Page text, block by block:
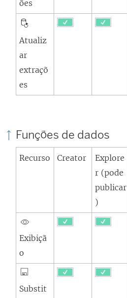
ões
Atualiz
ar
extraçõ
es
Funções de dados
Recurso Creator
Explore
r (pode
publicar
)
Exibiçã
o
Substit